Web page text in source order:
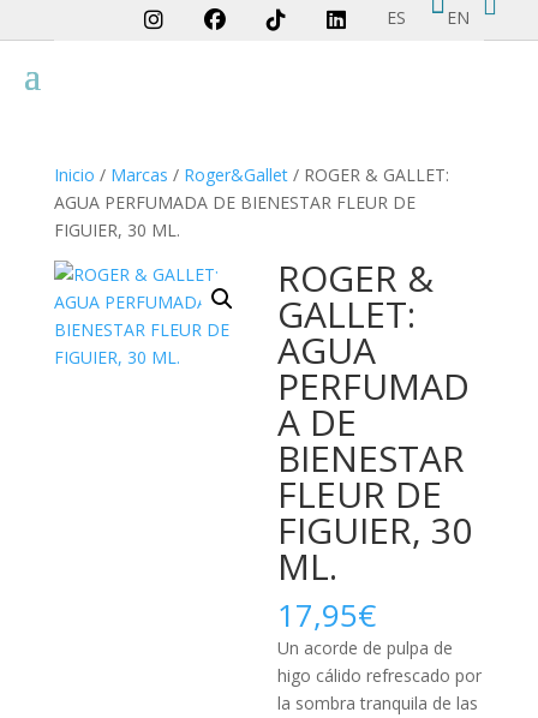
ES EN
Inicio / Marcas / Roger&Gallet/ ROGER & GALLET:
AGUA PERFUMADA DE BIENESTAR FLEUR DE
FIGUIER, 30 ML.
ROGER &
GALLET:
AGUA
PERFUMAD
A DE
BIENESTAR
FLEUR DE
FIGUIER, 30
ML.
17,95€
Un acorde de pulpa de
higo cálido refrescado por
la sombra tranquila de las